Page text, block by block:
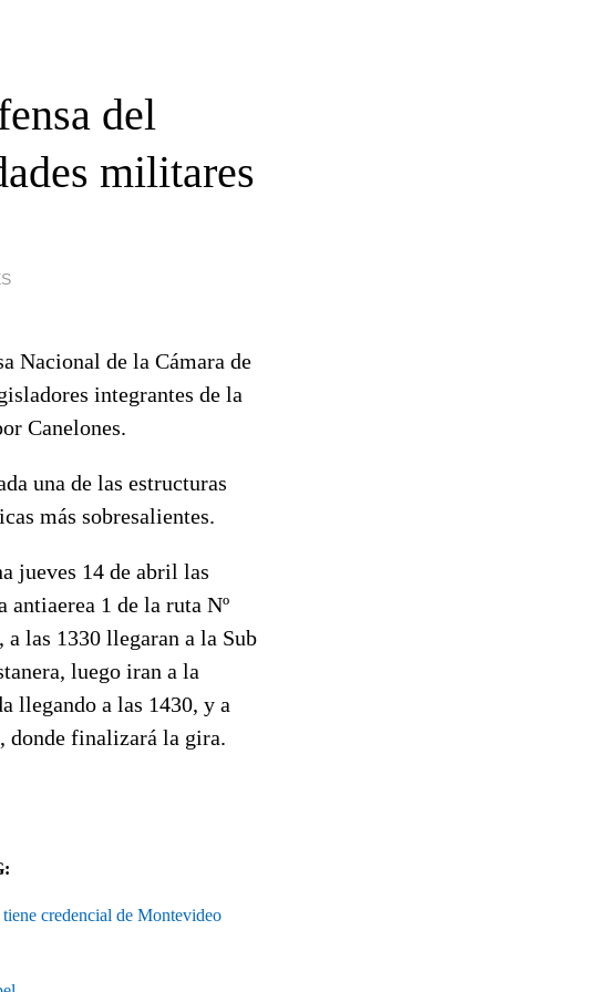
del
militares
Nacional de la Cámara de
integrantes de la
Canelones.
una de las estructuras
más sobresalientes.
jueves 14 de abril las
1 de la ruta Nº
las 1330 llegaran a la Sub
luego iran a la
llegando a las 1430, y a
donde finalizará la gira.
credencial de Montevideo